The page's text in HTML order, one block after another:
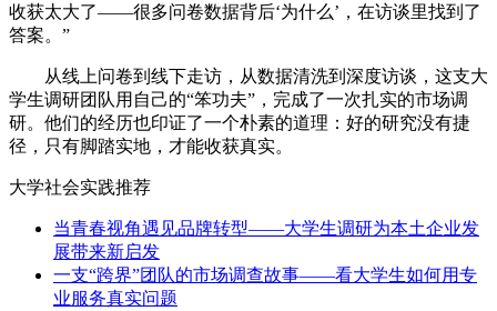
收获太大了——很多问卷数据背后‘为什么’，在访谈里找到了
答案。”
从线上问卷到线下走访，从数据清洗到深度访谈，这支大
学生调研团队用自己的“笨功夫”，完成了一次扎实的市场调
研。他们的经历也印证了一个朴素的道理：好的研究没有捷
径，只有脚踏实地，才能收获真实。
大学社会实践推荐
当青春视角遇见品牌转型——大学生调研为本土企业发
展带来新启发
一支“跨界”团队的市场调查故事——看大学生如何用专
业服务真实问题